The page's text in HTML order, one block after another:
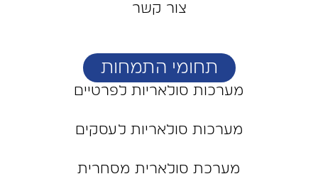
צור קשר
תחומי התמחות
מערכות סולאריות לפרטיים
מערכות סולאריות לעסקים
מערכת סולארית מסחרית